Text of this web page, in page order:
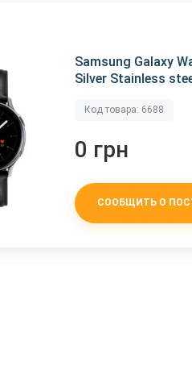
Samsung Galaxy
Silver Stainless
Код товара: 6688
0 грн
СООБЩИТЬ О